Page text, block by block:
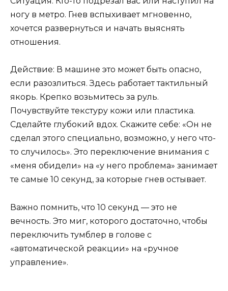
ногу в метро. Гнев вспыхивает мгновенно,
хочется развернуться и начать выяснять
отношения.
Действие: В машине это может быть опасно,
если разозлиться. Здесь работает тактильный
якорь. Крепко возьмитесь за руль.
Почувствуйте текстуру кожи или пластика.
Сделайте глубокий вдох. Скажите себе: «Он не
сделал этого специально, возможно, у него что-
то случилось». Это переключение внимания с
«меня обидели» на «у него проблема» занимает
те самые 10 секунд, за которые гнев остывает.
Важно помнить, что 10 секунд — это не
вечность. Это миг, которого достаточно, чтобы
переключить тумблер в голове с
«автоматической реакции» на «ручное
управление».